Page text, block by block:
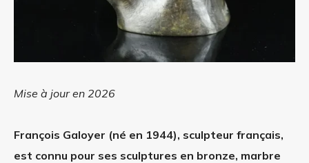
Mise à jour en 2026
François Galoyer (né en 1944), sculpteur français,
est connu pour ses sculptures en bronze, marbre